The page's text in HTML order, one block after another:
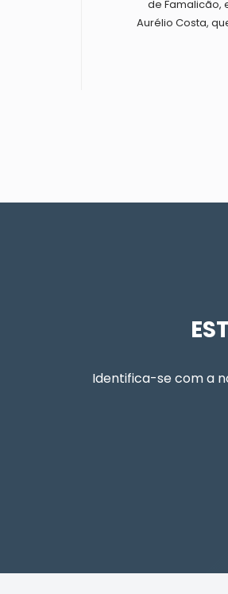
de Famalicão,
Aurélio Costa,
Identifica-se com a